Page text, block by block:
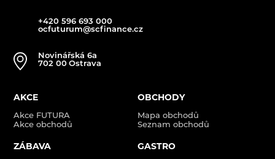
+420 596 693 000
ocfuturum@scfinance.cz
Novinářská 6a
702 00 Ostrava
AKCE
Akce FUTURA
Akce obchodů
OBCHODY
Mapa obchodů
Seznam obchodů
ZÁBAVA GASTRO